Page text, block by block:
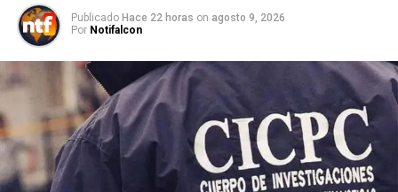
Publicado Hace 22 horas on agosto 9, 2026
Por Notifalcon